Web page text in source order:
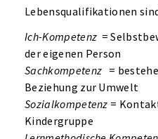
Lebensqualifikationen
Ich-Kompetenz =
der eigenen Person
Sachkompetenz =
Beziehung zur Umwelt
Sozialkompetenz =
Kindergruppe